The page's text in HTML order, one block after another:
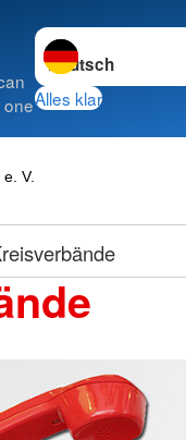
one
Sprache wechseln
Alles klar
V.